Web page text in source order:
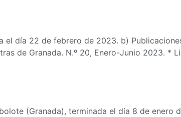
el día 22 de febrero de 2023. b)
de Granada. N.º 20, Enero-Junio 2023. *
(Granada), terminada el día 8 de